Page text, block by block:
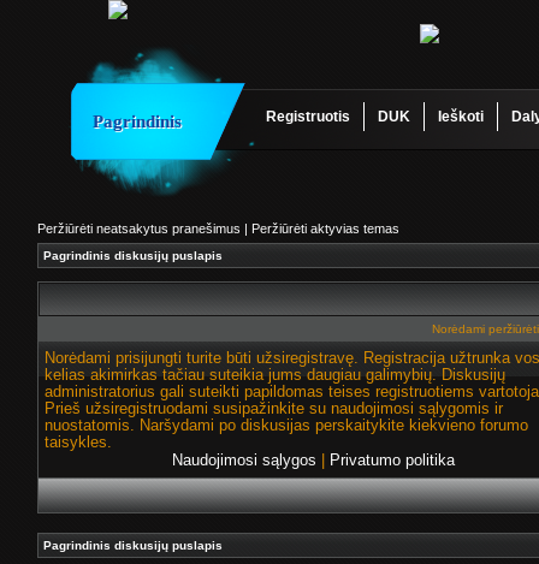
Pagrindinis Registruotis DUK Ieškoti
Peržiūrėti neatsakytus pranešimus | Peržiūrėti aktyvias temas
Pagrindinis diskusijų puslapis
Norėdami
Norėdami prisijungti turite būti užsiregistravę. Registracija užtrunka vos
kelias akimirkas tačiau suteikia jums daugiau galimybių. Diskusijų
administratorius gali suteikti papildomas teises registruotiems
Prieš užsiregistruodami susipažinkite su naudojimosi sąlygomis ir
nuostatomis. Naršydami po diskusijas perskaitykite kiekvieno forumo
taisykles.
Naudojimosi sąlygos
Privatumo politika
Pagrindinis diskusijų puslapis